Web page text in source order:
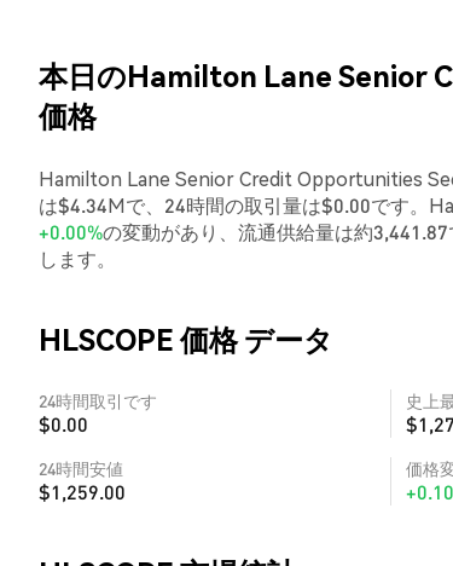
本日のHamilton Lane Senior
価格
Hamilton Lane Senior Credit Opportunities
は$4.34Mで、24時間の取引量は$0.00です。
+0.00%の変動があり、流通供給量は約
します。
HLSCOPE 価格 データ
24時間取引です
$0.00
史上
24時間安値
$1,259.00
価格